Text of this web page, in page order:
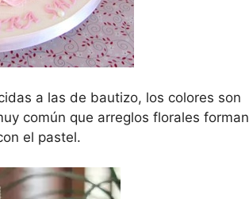
a las de bautizo, los colores son
común que arreglos florales forman
el pastel.